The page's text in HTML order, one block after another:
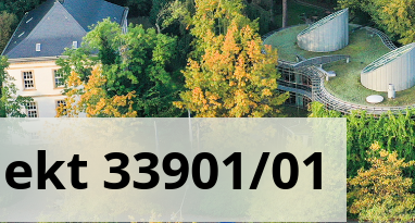
33901/01